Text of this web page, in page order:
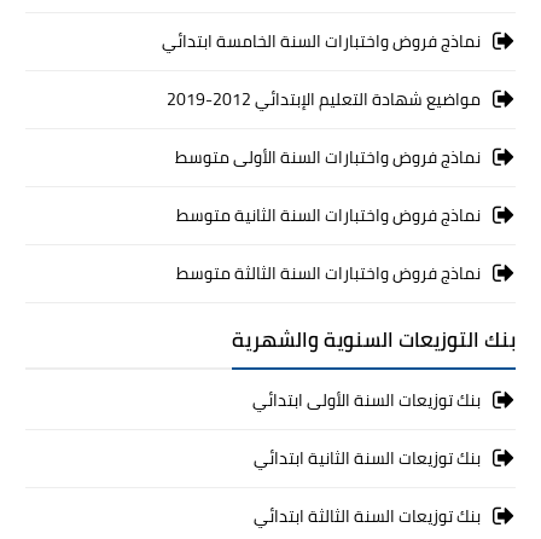
نماذج فروض واختبارات السنة الخامسة ابتدائي
مواضيع شهادة التعليم الإبتدائي 2012-2019
نماذج فروض واختبارات السنة الأولى متوسط
نماذج فروض واختبارات السنة الثانية متوسط
نماذج فروض واختبارات السنة الثالثة متوسط
بنك التوزيعات السنوية والشهرية
بنك توزيعات السنة الأولى ابتدائي
بنك توزيعات السنة الثانية ابتدائي
بنك توزيعات السنة الثالثة ابتدائي